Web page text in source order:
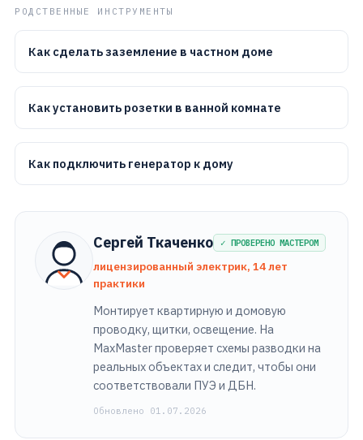
РОДСТВЕННЫЕ ИНСТРУМЕНТЫ
Как сделать заземление в частном доме
Как установить розетки в ванной комнате
Как подключить генератор к дому
Сергей Ткаченко ✓ ПРОВЕРЕНО МАСТЕРОМ
лицензированный электрик, 14 лет
практики
Монтирует квартирную и домовую
проводку, щитки, освещение. На
MaxMaster проверяет схемы разводки на
реальных объектах и следит, чтобы они
соответствовали ПУЭ и ДБН.
Обновлено 01.07.2026